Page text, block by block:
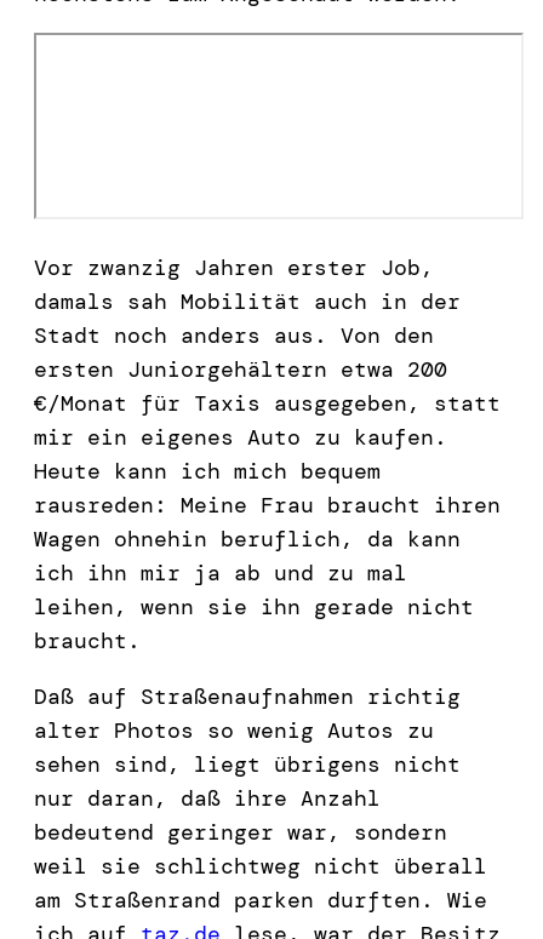
Vor zwanzig Jahren erster Job,
damals sah Mobilität auch in der
Stadt noch anders aus. Von den
ersten Juniorgehältern etwa 200
€/Monat für Taxis ausgegeben, statt
mir ein eigenes Auto zu kaufen.
Heute kann ich mich bequem
rausreden: Meine Frau braucht ihren
Wagen ohnehin beruflich, da kann
ich ihn mir ja ab und zu mal
leihen, wenn sie ihn gerade nicht
braucht.
Daß auf Straßenaufnahmen richtig
alter Photos so wenig Autos zu
sehen sind, liegt übrigens nicht
nur daran, daß ihre Anzahl
bedeutend geringer war, sondern
weil sie schlichtweg nicht überall
am Straßenrand parken durften. Wie